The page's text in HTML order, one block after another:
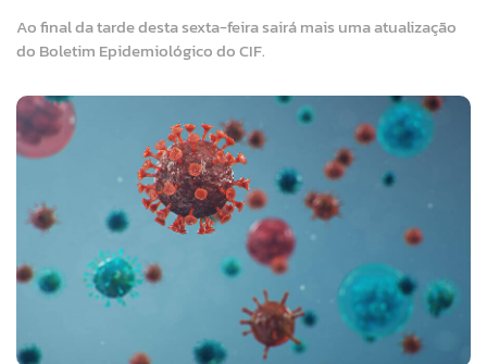
Ao final da tarde desta sexta-feira sairá mais uma atualização
do Boletim Epidemiológico do CIF.